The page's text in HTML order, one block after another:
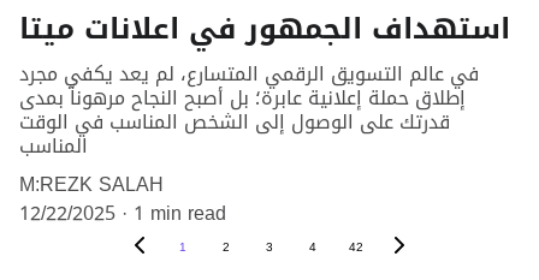
استهداف الجمهور في اعلانات ميتا
في عالم التسويق الرقمي المتسارع، لم يعد يكفي مجرد
إطلاق حملة إعلانية عابرة؛ بل أصبح النجاح مرهوناً بمدى
قدرتك على الوصول إلى الشخص المناسب في الوقت
المناسب
M:REZK SALAH
12/22/2025 1 min read
1 2 3 4 42